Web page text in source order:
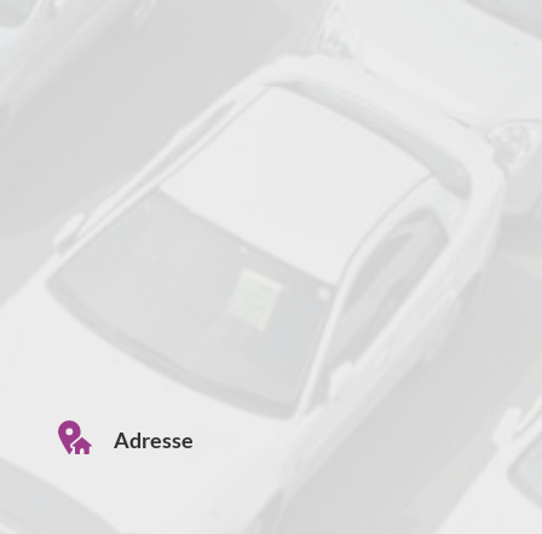
Adresse